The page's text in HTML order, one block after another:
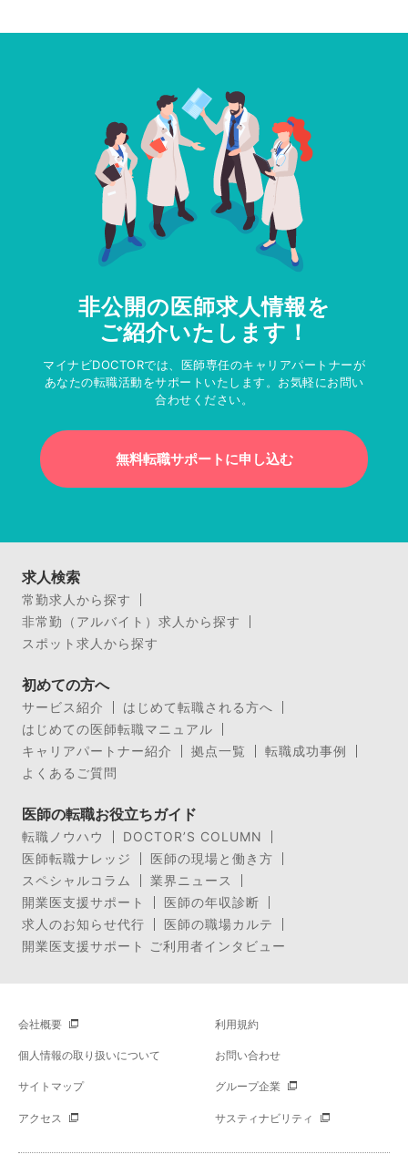
非公開の医師求人情報を
ご紹介いたします！
マイナビDOCTORでは、医師専任のキャリアパートナーが
あなたの転職活動をサポートいたします。お気軽にお問い
合わせください。
無料転職サポートに申し込む
求人検索
常勤求人から探す
非常勤（アルバイト）求人から探す
スポット求人から探す
初めての方へ
サービス紹介
はじめて転職される方へ
はじめての医師転職マニュアル
キャリアパートナー紹介
拠点一覧
転職成功事例
よくあるご質問
医師の転職お役立ちガイド
転職ノウハウ
DOCTOR’S COLUMN
医師転職ナレッジ
医師の現場と働き方
スペシャルコラム
業界ニュース
開業医支援サポート
医師の年収診断
求人のお知らせ代行
医師の職場カルテ
開業医支援サポート ご利用者インタビュー
会社概要 利用規約
個人情報の取り扱いについて お問い合わせ
サイトマップ グループ企業
アクセス サスティナビリティ